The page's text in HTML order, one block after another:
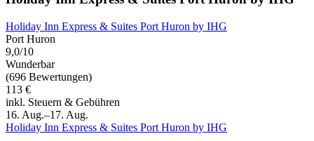
Holiday Inn Express & Suites Port Huron by IHG
Port Huron
9,0/10
Wunderbar
(696 Bewertungen)
113 €
inkl. Steuern & Gebühren
16. Aug.–17. Aug.
Holiday Inn Express & Suites Port Huron by IHG